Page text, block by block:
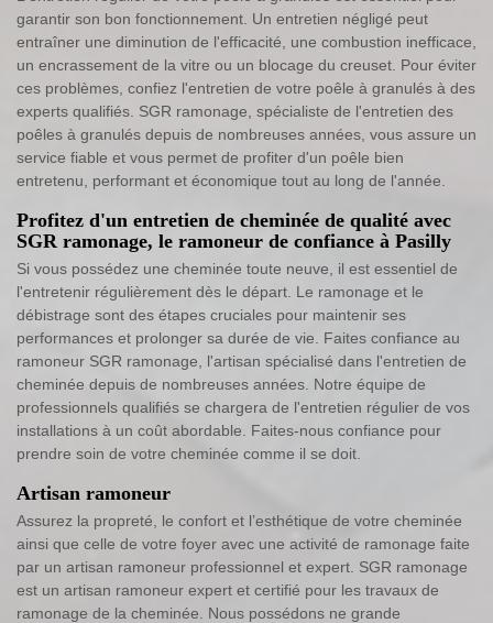
garantir son bon fonctionnement. Un entretien négligé peut
entraîner une diminution de l'efficacité, une combustion inefficace,
un encrassement de la vitre ou un blocage du creuset. Pour éviter
ces problèmes, confiez l'entretien de votre poêle à granulés à des
experts qualifiés. SGR ramonage, spécialiste de l'entretien des
poêles à granulés depuis de nombreuses années, vous assure un
service fiable et vous permet de profiter d'un poêle bien
entretenu, performant et économique tout au long de l'année.
Profitez d'un entretien de cheminée de qualité avec
SGR ramonage, le ramoneur de confiance à Pasilly
Si vous possédez une cheminée toute neuve, il est essentiel de
l'entretenir régulièrement dès le départ. Le ramonage et le
débistrage sont des étapes cruciales pour maintenir ses
performances et prolonger sa durée de vie. Faites confiance au
ramoneur SGR ramonage, l'artisan spécialisé dans l'entretien de
cheminée depuis de nombreuses années. Notre équipe de
professionnels qualifiés se chargera de l'entretien régulier de vos
installations à un coût abordable. Faites-nous confiance pour
prendre soin de votre cheminée comme il se doit.
Artisan ramoneur
Assurez la propreté, le confort et l’esthétique de votre cheminée
ainsi que celle de votre foyer avec une activité de ramonage faite
par un artisan ramoneur professionnel et expert. SGR ramonage
est un artisan ramoneur expert et certifié pour les travaux de
ramonage de la cheminée. Nous possédons ne grande